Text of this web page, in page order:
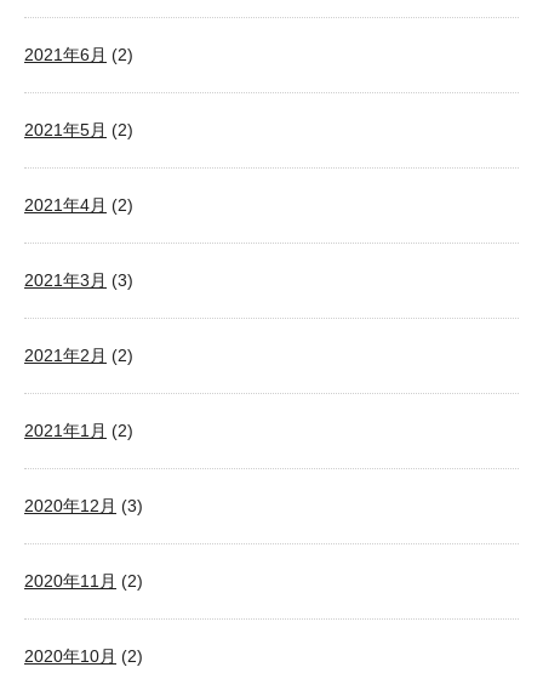
2021年6月 (2)
2021年5月 (2)
2021年4月 (2)
2021年3月 (3)
2021年2月 (2)
2021年1月 (2)
2020年12月 (3)
2020年11月 (2)
2020年10月 (2)